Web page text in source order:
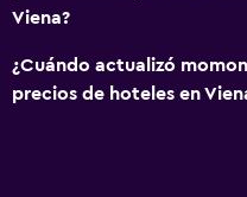
Zona de trabajo
Escritorio
Viena?
¿Cuándo actualizó
precios de hoteles en